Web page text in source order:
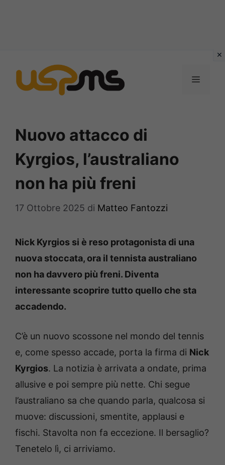
contenuto
MENU
Nuovo attacco di
Kyrgios, l’australiano
non ha più freni
17 Ottobre 2025 di Matteo Fantozzi
Nick Kyrgios si è reso protagonista di una
nuova stoccata, ora il tennista australiano
non ha davvero più freni. Diventa
interessante scoprire tutto quello che sta
accadendo.
C’è un nuovo scossone nel mondo del tennis
e, come spesso accade, porta la firma di Nick
Kyrgios. La notizia è arrivata a ondate, prima
allusive e poi sempre più nette. Chi segue
l’australiano sa che quando parla, qualcosa si
muove: discussioni, smentite, applausi e
fischi. Stavolta non fa eccezione. Il bersaglio?
Tenetelo lì, ci arriviamo.